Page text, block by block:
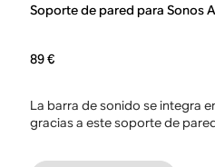
Soporte de pared para Sonos
89 €
La barra de sonido se integra
gracias a este soporte de